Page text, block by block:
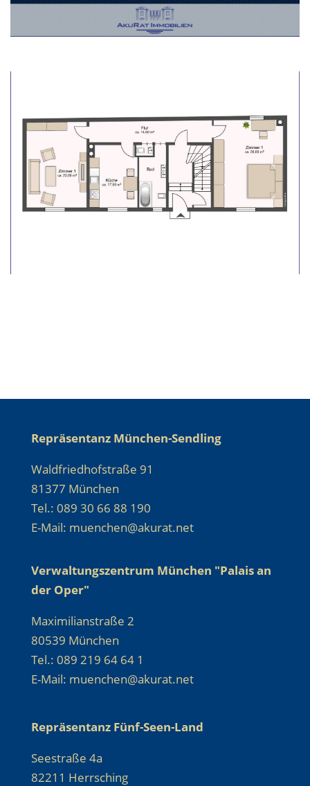
Repräsentanz München-Sendling
Waldfriedhofstraße 91
81377 München
Tel.: 089 30 66 88 190
E-Mail: muenchen@akurat.net
Verwaltungszentrum München "Palais an
der Oper"
Maximilianstraße 2
80539 München
Tel.: 089 219 64 64 1
E-Mail: muenchen@akurat.net
Repräsentanz Fünf-Seen-Land
Seestraße 4a
82211 Herrsching